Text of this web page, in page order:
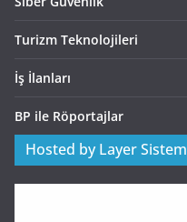
Turizm Teknolojileri
İş İlanları
BP ile Röportajlar
Hosted by Layer Sistem